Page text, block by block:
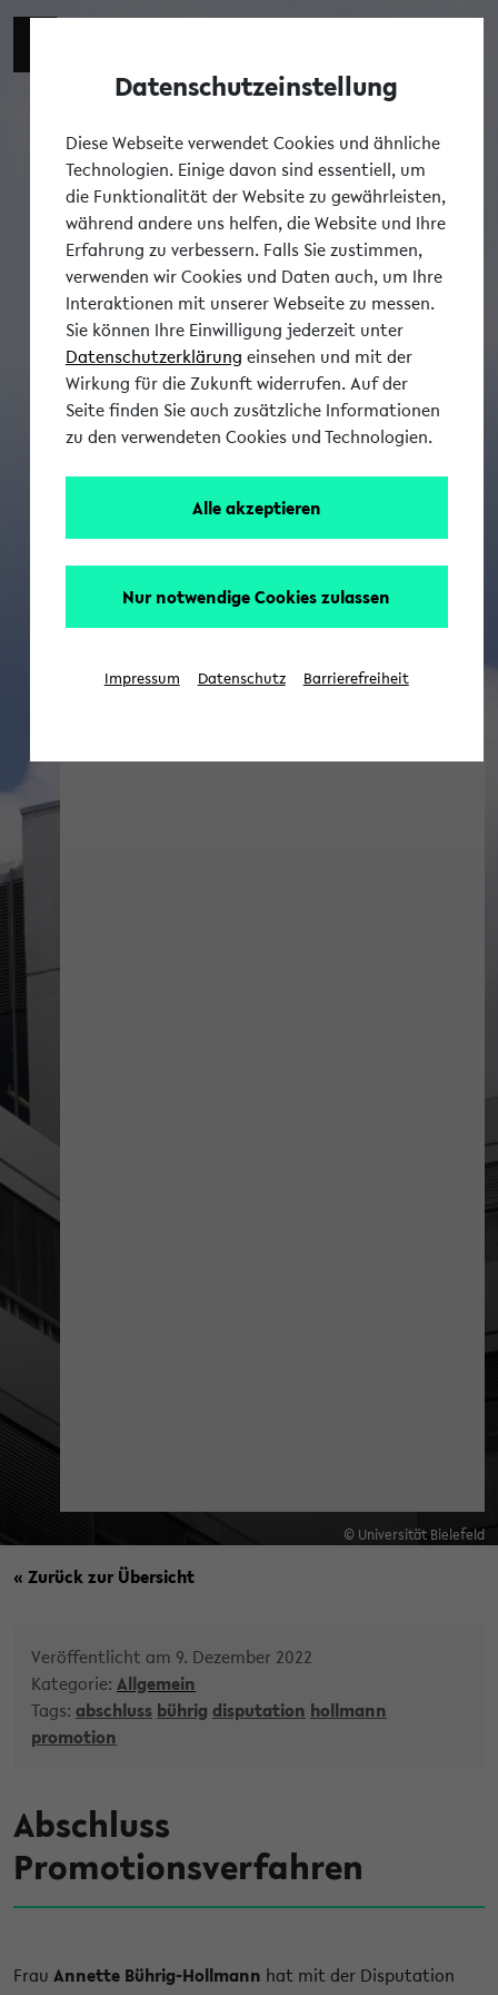
© Universität Bielefeld
« Zurück zur Übersicht
Veröffentlicht am 9. Dezember 2022
Kategorie: Allgemein
Tags: abschluss bührig disputation hollmann
promotion
Abschluss
Promotionsverfahren
Frau Annette Bührig-Hollmann hat mit der Disputation
Datenschutzeinstellung
Diese Webseite verwendet Cookies und ähnliche
Technologien. Einige davon sind essentiell, um
die Funktionalität der Website zu gewährleisten,
während andere uns helfen, die Website und Ihre
Erfahrung zu verbessern. Falls Sie zustimmen,
verwenden wir Cookies und Daten auch, um Ihre
Interaktionen mit unserer Webseite zu messen.
Sie können Ihre Einwilligung jederzeit unter
Datenschutzerklärung einsehen und mit der
Wirkung für die Zukunft widerrufen. Auf der
Seite finden Sie auch zusätzliche Informationen
zu den verwendeten Cookies und Technologien.
Alle akzeptieren
Nur notwendige Cookies zulassen
Impressum Datenschutz Barrierefreiheit